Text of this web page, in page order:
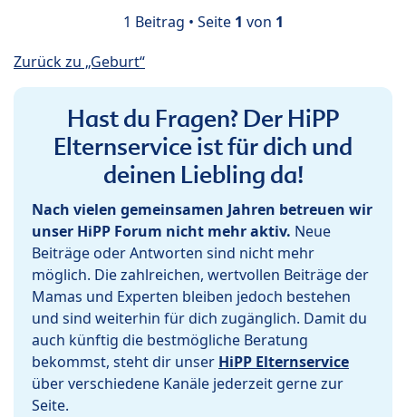
1 Beitrag • Seite 1 von 1
Zurück zu „Geburt“
Hast du Fragen? Der HiPP
Elternservice ist für dich und
deinen Liebling da!
Nach vielen gemeinsamen Jahren betreuen wir
unser HiPP Forum nicht mehr aktiv. Neue
Beiträge oder Antworten sind nicht mehr
möglich. Die zahlreichen, wertvollen Beiträge der
Mamas und Experten bleiben jedoch bestehen
und sind weiterhin für dich zugänglich. Damit du
auch künftig die bestmögliche Beratung
bekommst, steht dir unser HiPP Elternservice
über verschiedene Kanäle jederzeit gerne zur
Seite.